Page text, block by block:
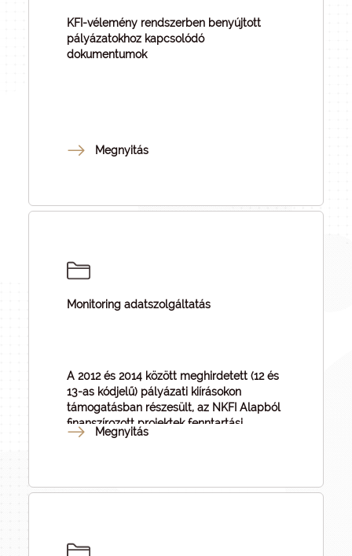
KFI-vélemény rendszerben benyújtott
pályázatokhoz kapcsolódó
dokumentumok
Megnyitás
Monitoring adatszolgáltatás
A 2012 és 2014 között meghirdetett (12 és
13-as kódjelű) pályázati kiírásokon
támogatásban részesült, az NKFI Alapból
finanszírozott projektek fenntartási
időszakban, évente benyújtandó
Megnyitás